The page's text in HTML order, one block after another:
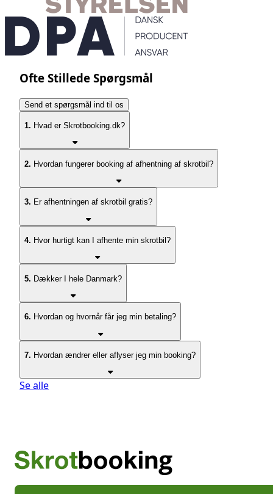
Ofte Stillede Spørgsmål
Send et spørgsmål ind til os
1. Hvad er Skrotbooking.dk?
2. Hvordan fungerer booking af afhentning af skrotbil?
3. Er afhentningen af skrotbil gratis?
4. Hvor hurtigt kan I afhente min skrotbil?
5. Dækker I hele Danmark?
6. Hvordan og hvornår får jeg min betaling?
7. Hvordan ændrer eller aflyser jeg min booking?
Se alle